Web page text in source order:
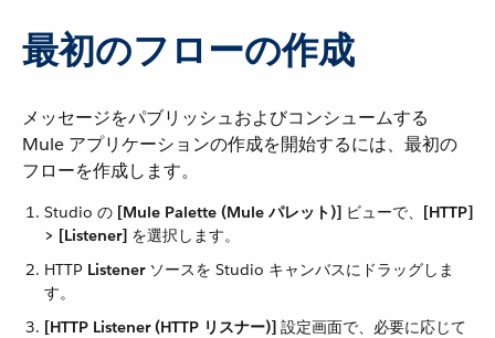
最初のフローの作成
メッセージをパブリッシュおよびコンシュームする
Mule アプリケーションの作成を開始するには、最初の
フローを作成します。
Studio の ​ [Mule Palette (Mule パレット)] ​ ビューで、​ [HTTP]
> [Listener] ​ を選択します。
HTTP ​ Listener​ ソースを Studio キャンバスにドラッグしま
す。
[HTTP Listener (HTTP リスナー)] ​ 設定画面で、必要に応じて ​